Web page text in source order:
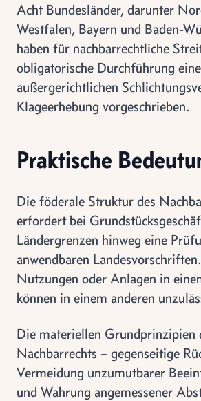
Acht Bundesländer, darunter
Westfalen, Bayern und Baden-
haben für nachbarrechtliche
obligatorische Durchführung
außergerichtlichen
Klageerhebung vorgeschrieben.
Praktische
Die föderale Struktur des
erfordert bei
Ländergrenzen hinweg eine
anwendbaren
Nutzungen oder Anlagen in
können in einem anderen
Die materiellen Grundprinzipien
Nachbarrechts – gegenseitige
Vermeidung unzumutbarer
und Wahrung angemessener